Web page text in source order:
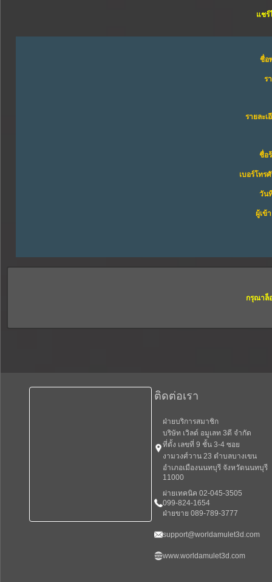
แชร์
ชื่อ
ร
รายละเ
ชื่อ
เบอร์โทร
วัน
ผู้เข้
กรุณาล็
ติดต่อเรา
ฝ่ายบริการสมาชิก
บริษัท เวิลด์ อมูเลท 3ดี จำกัด
ที่ตั้ง เลขที่ 9 ชั้น 3-4 ซอย
งามวงศ์วาน 23 ตำบลบางเขน
อำเภอเมืองนนทบุรี จังหวัดนนทบุรี
11000
ผ่ายเทคนิค 02-045-3505
099-824-1654
ฝ่ายขาย 089-789-3777
support@worldamulet3d.com
www.worldamulet3d.com